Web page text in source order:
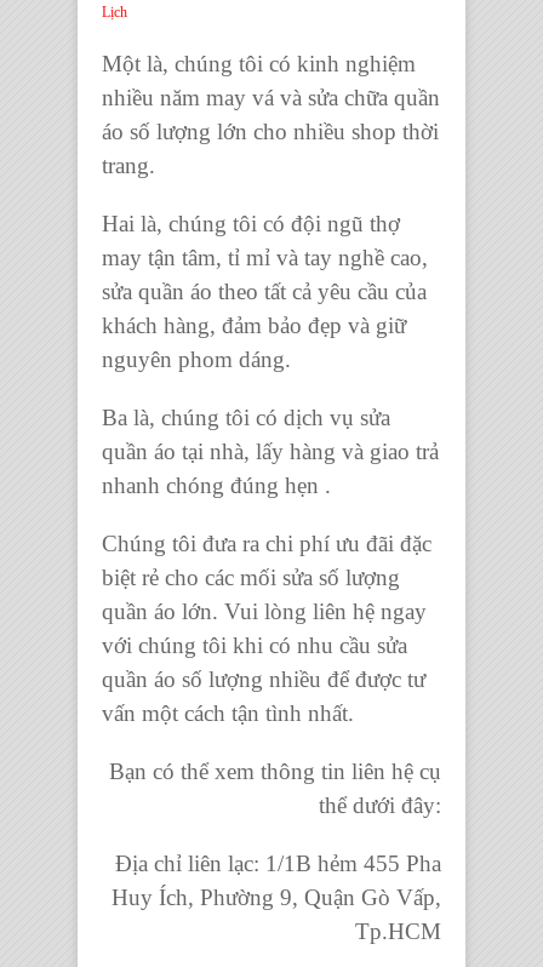
Lịch
Một là, chúng tôi có kinh nghiệm
nhiều năm may vá và sửa chữa quần
áo số lượng lớn cho nhiều shop thời
trang.
Hai là, chúng tôi có đội ngũ thợ
may tận tâm, tỉ mỉ và tay nghề cao,
sửa quần áo theo tất cả yêu cầu của
khách hàng, đảm bảo đẹp và giữ
nguyên phom dáng.
Ba là, chúng tôi có dịch vụ sửa
quần áo tại nhà, lấy hàng và giao trả
nhanh chóng đúng hẹn .
Chúng tôi đưa ra chi phí ưu đãi đặc
biệt rẻ cho các mối sửa số lượng
quần áo lớn. Vui lòng liên hệ ngay
với chúng tôi khi có nhu cầu sửa
quần áo số lượng nhiều để được tư
vấn một cách tận tình nhất.
Bạn có thể xem thông tin liên hệ cụ
thể dưới đây:
Địa chỉ liên lạc: 1/1B hẻm 455 Pha
Huy Ích, Phường 9, Quận Gò Vấp,
Tp.HCM